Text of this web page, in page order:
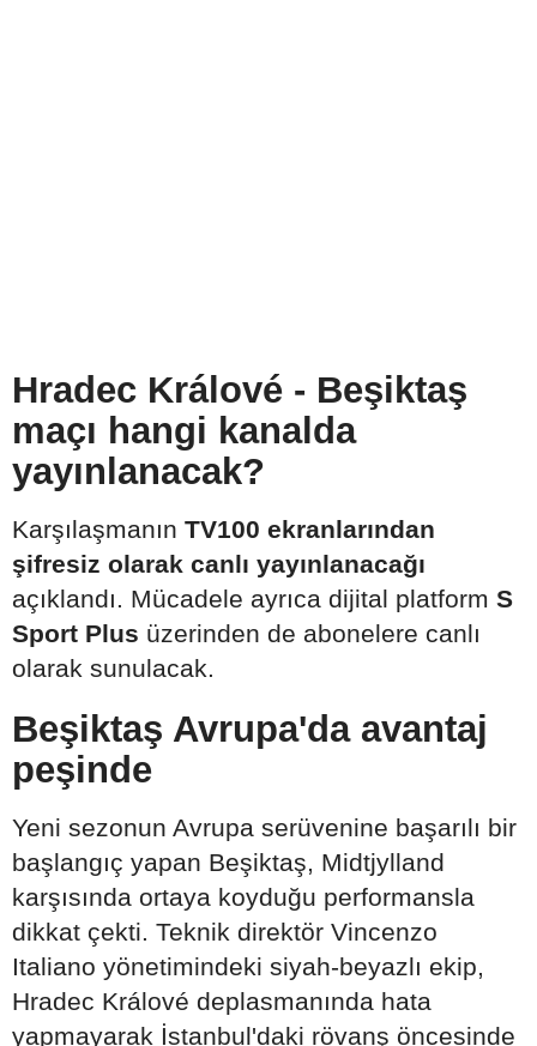
Hradec Králové - Beşiktaş
maçı hangi kanalda
yayınlanacak?
Karşılaşmanın TV100 ekranlarından
şifresiz olarak canlı yayınlanacağı
açıklandı. Mücadele ayrıca dijital platform S
Sport Plus üzerinden de abonelere canlı
olarak sunulacak.
Beşiktaş Avrupa'da avantaj
peşinde
Yeni sezonun Avrupa serüvenine başarılı bir
başlangıç yapan Beşiktaş, Midtjylland
karşısında ortaya koyduğu performansla
dikkat çekti. Teknik direktör Vincenzo
Italiano yönetimindeki siyah-beyazlı ekip,
Hradec Králové deplasmanında hata
yapmayarak İstanbul'daki rövanş öncesinde